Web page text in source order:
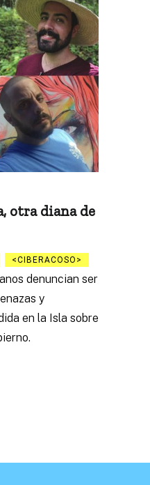
otra diana de
CIBERACOSO
denuncian ser
y
en la Isla sobre